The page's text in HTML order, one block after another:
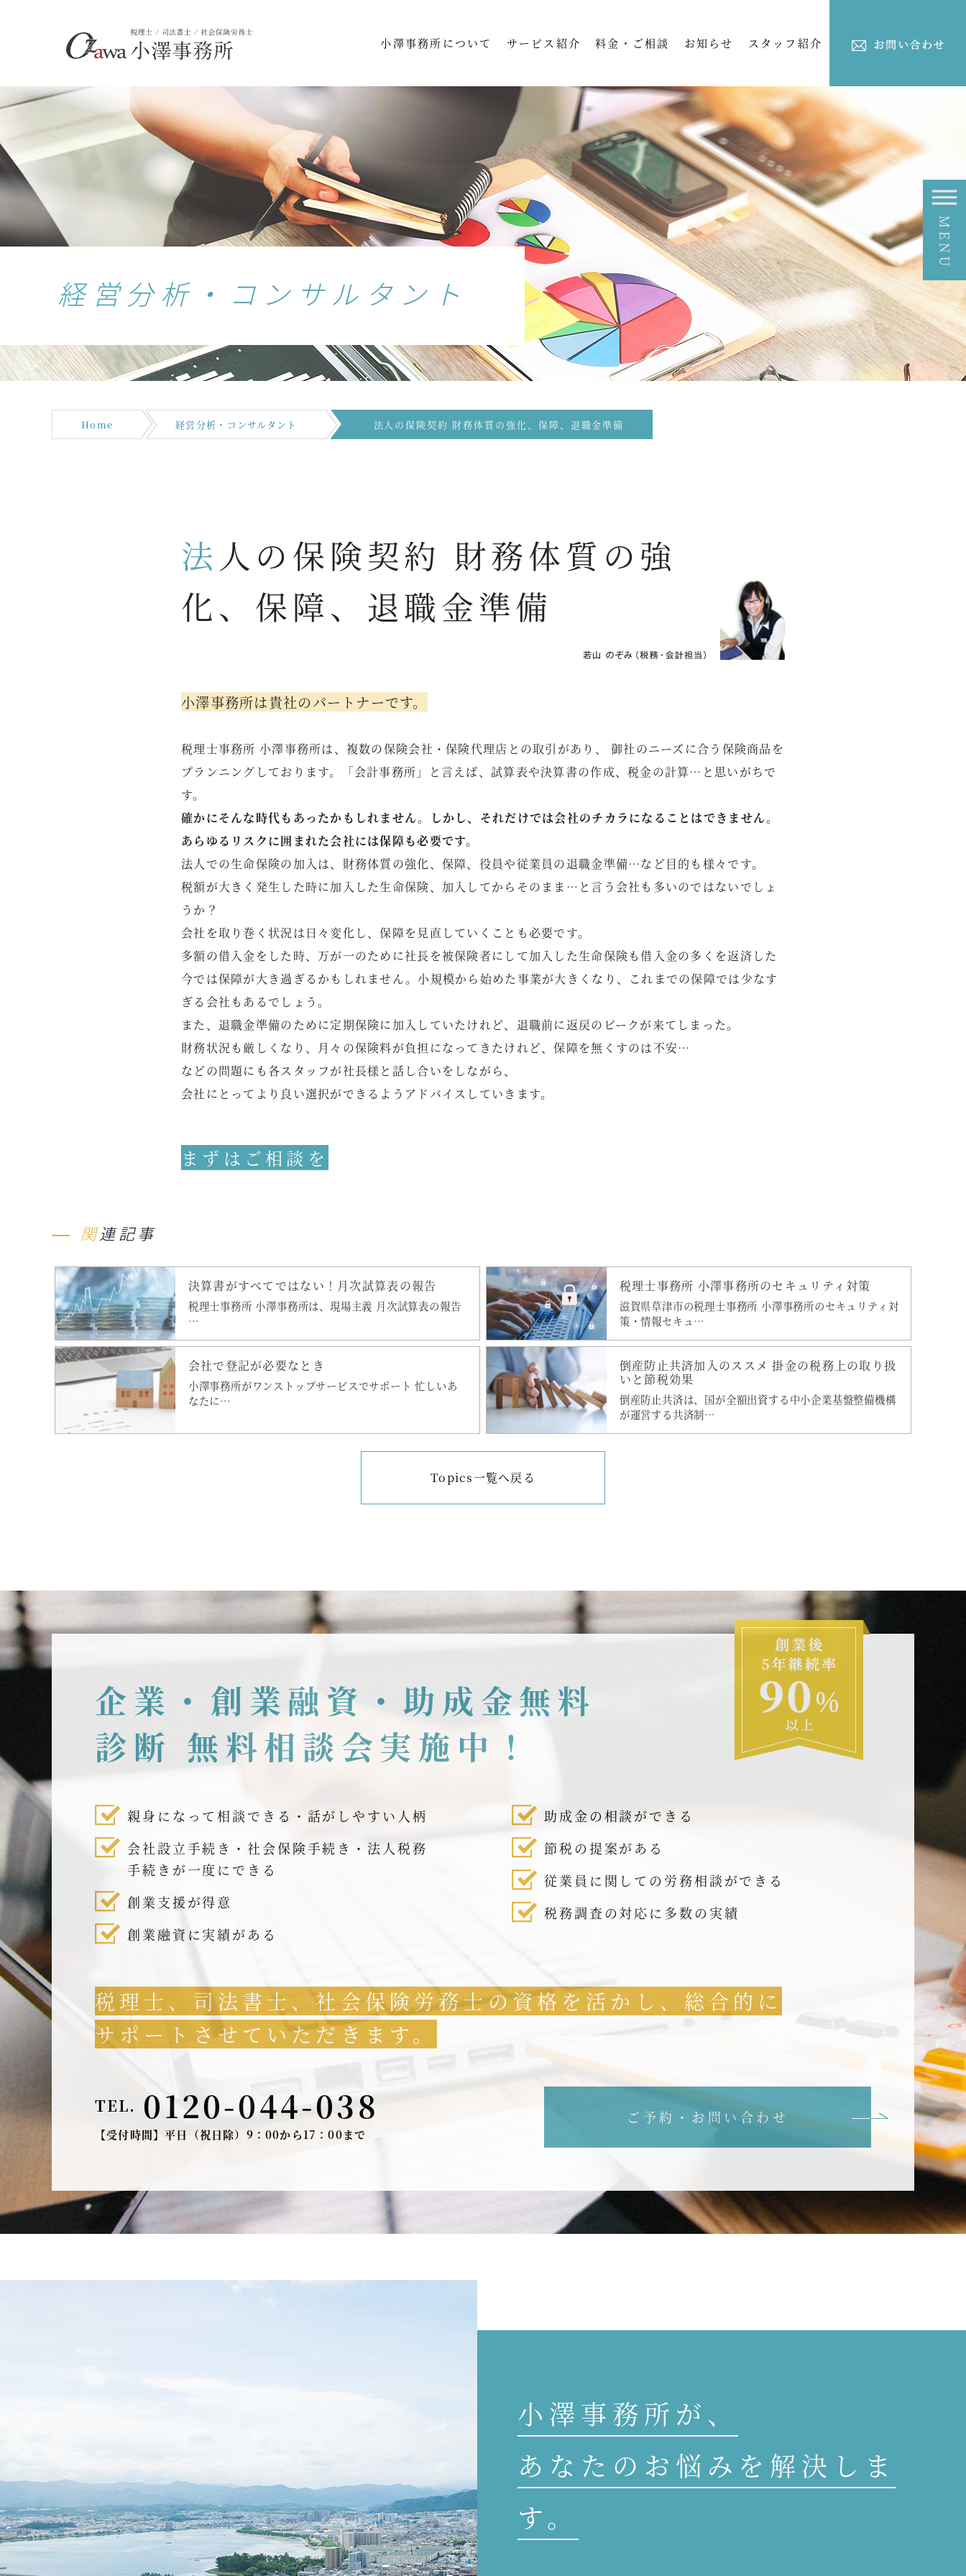
小澤事務所について サービス紹介 料金・ご相談 お知らせ スタッフ紹介
経営分析・コンサルタント
Home 経営分析・コンサルタント 法人の保険契約 財務体質の強化、保障、退職金準備
法人の保険契約 財務体質の強
化、保障、退職金準備
小澤事務所は貴社のパートナーです。
税理士事務所 小澤事務所は、複数の保険会社・保険代理店との取引があり、 御社のニーズに合う保険商品を
プランニングしております。「会計事務所」と言えば、試算表や決算書の作成、税金の計算…と思いがちで
す。
確かにそんな時代もあったかもしれません。しかし、それだけでは会社のチカラになることはできません。
あらゆるリスクに囲まれた会社には保障も必要です。
法人での生命保険の加入は、財務体質の強化、保障、役員や従業員の退職金準備…など目的も様々です。
税額が大きく発生した時に加入した生命保険、加入してからそのまま…と言う会社も多いのではないでしょ
うか？
会社を取り巻く状況は日々変化し、保障を見直していくことも必要です。
多額の借入金をした時、万が一のために社長を被保険者にして加入した生命保険も借入金の多くを返済した
今では保障が大き過ぎるかもしれません。小規模から始めた事業が大きくなり、これまでの保障では少なす
ぎる会社もあるでしょう。
また、退職金準備のために定期保険に加入していたけれど、退職前に返戻のピークが来てしまった。
財務状況も厳しくなり、月々の保険料が負担になってきたけれど、保障を無くすのは不安…
などの問題にも各スタッフが社長様と話し合いをしながら、
会社にとってより良い選択ができるようアドバイスしていきます。
まずはご相談を
関連記事
決算書がすべてではない！月次試算表の報告
税理士事務所 小澤事務所は、現場主義 月次試算表の報告
…
税理士事務所 小澤事務所のセキュリティ対策
滋賀県草津市の税理士事務所 小澤事務所のセキュリティ対
策・情報セキュ…
会社で登記が必要なとき
小澤事務所がワンストップサービスでサポート 忙しいあ
なたに…
倒産防止共済加入のススメ 掛金の税務上の取り扱
いと節税効果
倒産防止共済は、国が全額出資する中小企業基盤整備機構
が運営する共済制…
Topics一覧へ戻る
企業・創業融資・助成金無料
診断 無料相談会実施中！
親身になって相談できる・話がしやすい人柄
会社設立手続き・社会保険手続き・法人税務
手続きが一度にできる
創業支援が得意
創業融資に実績がある
助成金の相談ができる
節税の提案がある
従業員に関しての労務相談ができる
税務調査の対応に多数の実績
税理士、司法書士、社会保険労務士の資格を活かし、総合的に
サポートさせていただきます。
TEL. 0120-044-038
【受付時間】平日（祝日除）9：00から17：00まで
ご予約・お問い合わせ
小澤事務所が、
あなたのお悩みを解決しま
す。